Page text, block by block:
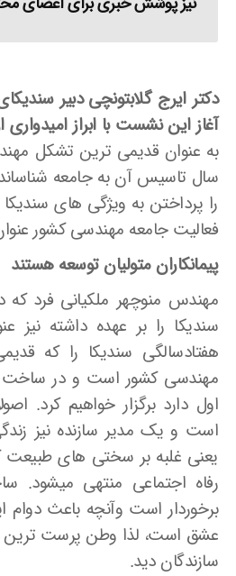
دکتر ایرج گلابتونچی دبیر
آغاز این نشست با ابراز امیدواری
به عنوان قدیمی ­ترین تشکل
سال تاسیس آن به جامعه
را پرداختن به ویژگی­ های
فعالیت جامعه مهندسی کشور
پیمانکاران متولیان توسعه هستند
مهندس منوچهر ملکیانی ­فرد که
سندیکا را بر عهده داشته نیز
هفتادسالگی سندیکا را که
مهندسی کشور است و در ساخت
اول دارد برگزار خواهیم کرد.
است و یک مدیر سازنده نیز
یعنی غلبه بر سختی­ های طبیعت
رفاه اجتماعی منتهی می­شود.
برخوردار است وآنچه باعث
عشق است، لذا وطن­ پرست­ ترین
سازندگان دید.